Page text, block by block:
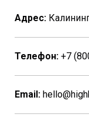
Адрес:
Телефон: +7
Email: